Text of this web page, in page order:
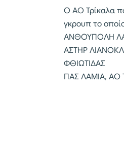
Ο ΑΟ Τρίκαλα
γκρουπ το
ΑΝΘΟΥΠΟΛΗ
ΑΣΤΗΡ
ΦΘΙΩΤΙΔΑΣ
ΠΑΣ ΛΑΜΙΑ, ΑΟ